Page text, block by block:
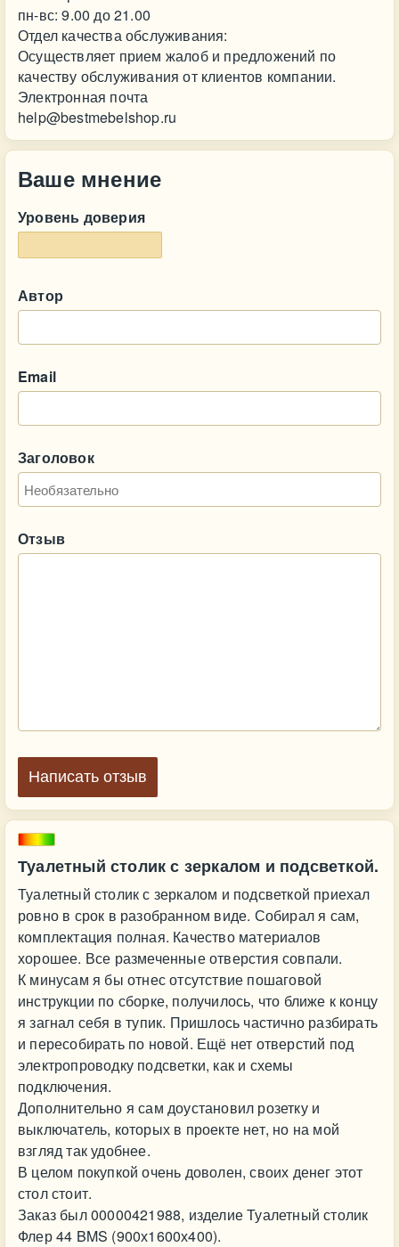
Туалетный столик с зеркалом и подсветкой.
Туалетный столик с зеркалом и подсветкой приехал
ровно в срок в разобранном виде. Собирал я сам,
комплектация полная. Качество материалов
хорошее. Все размеченные отверстия совпали.
К минусам я бы отнес отсутствие пошаговой
инструкции по сборке, получилось, что ближе к концу
я загнал себя в тупик. Пришлось частично разбирать
и пересобирать по новой. Ещё нет отверстий под
электропроводку подсветки, как и схемы
подключения.
Дополнительно я сам доустановил розетку и
выключатель, которых в проекте нет, но на мой
взгляд так удобнее.
В целом покупкой очень доволен, своих денег этот
стол стоит.
Заказ был 00000421988, изделие Туалетный столик
Флер 44 BMS (900х1600х400).
пн-вс: 9.00 до 21.00
Отдел качества обслуживания:
Осуществляет прием жалоб и предложений по
качеству обслуживания от клиентов компании.
Электронная почта
help@bestmebelshop.ru
Ваше мнение
Уровень доверия
Автор
Email
Заголовок
Отзыв
Написать отзыв